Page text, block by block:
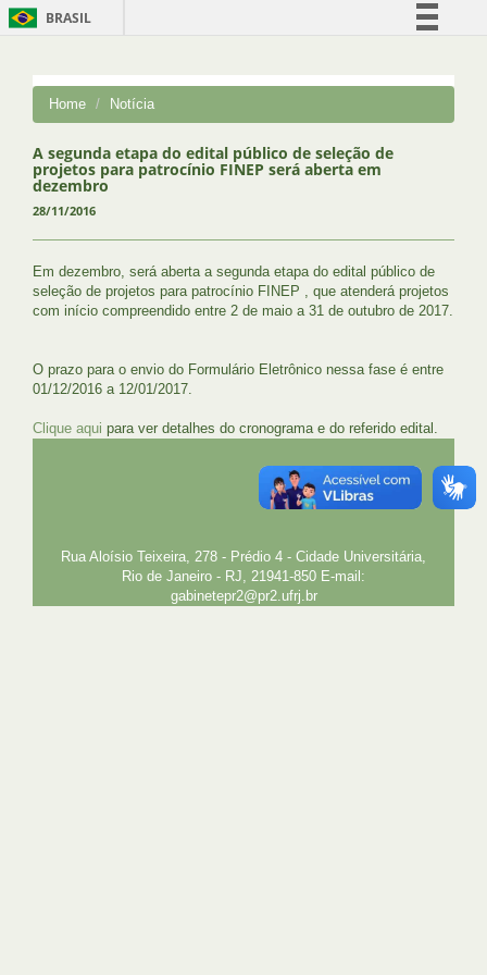
BRASIL
Comunica BR
Acesso à informação
Home Notícia
A segunda etapa do edital público de seleção de
projetos para patrocínio FINEP será aberta em
dezembro
28/11/2016
Em dezembro, será aberta a segunda etapa do edital público de
seleção de projetos para patrocínio FINEP , que atenderá projetos
com início compreendido entre 2 de maio a 31 de outubro de 2017.
O prazo para o envio do Formulário Eletrônico nessa fase é entre
01/12/2016 a 12/01/2017.
Clique aqui para ver detalhes do cronograma e do referido edital.
GRADUAÇÃO
PLANEJAMENTO E DESENVOLVIMENTO
PESSOAL
GESTÃO E GOVERNANÇA
PREFEITURA
Rua Aloísio Teixeira, 278 - Prédio 4 - Cidade Universitária,
Rio de Janeiro - RJ, 21941-850 E-mail:
gabinetepr2@pr2.ufrj.br